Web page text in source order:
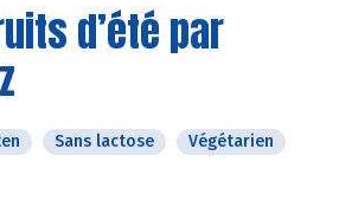
d’été par
Sans lactose
Végétarien